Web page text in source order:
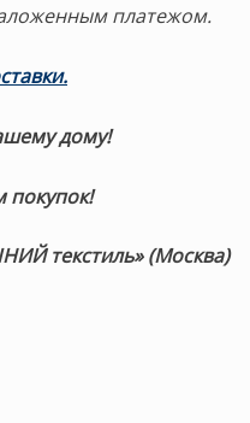
платежом.
.
дому!
покупок!
текстиль» (Москва)